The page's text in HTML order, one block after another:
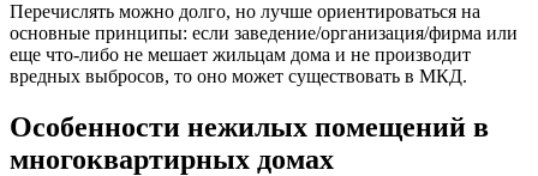
Перечислять можно долго, но лучше ориентироваться на
основные принципы: если заведение/организация/фирма или
еще что-либо не мешает жильцам дома и не производит
вредных выбросов, то оно может существовать в МКД.
Особенности нежилых помещений в
многоквартирных домах